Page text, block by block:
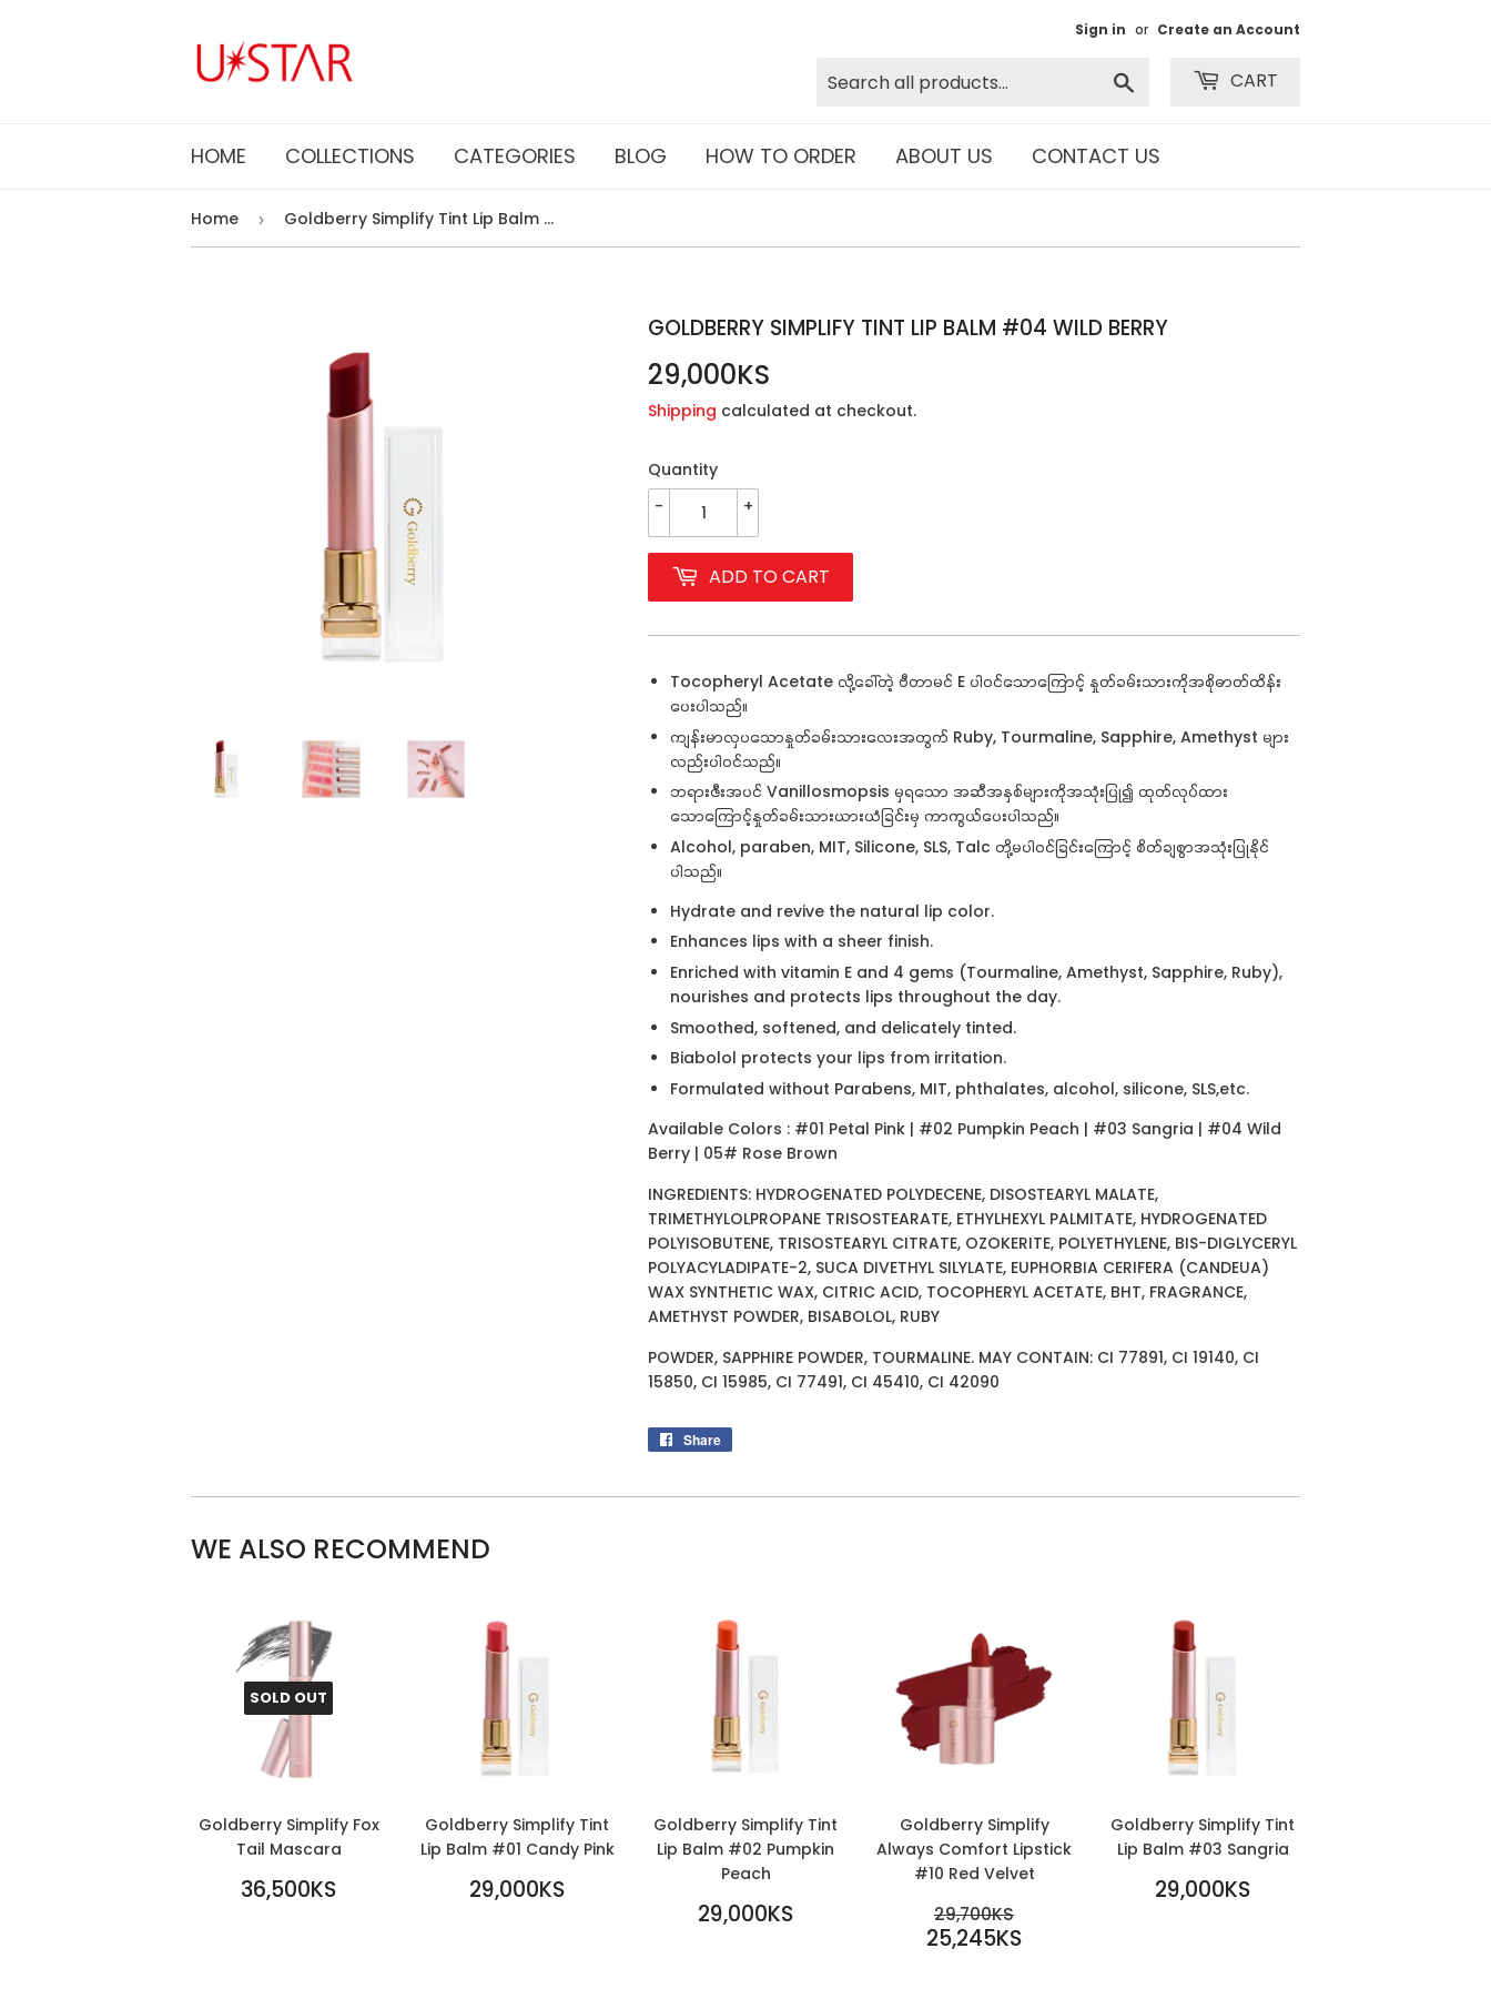
Sign in or Create an Account
CART
HOME COLLECTIONS CATEGORIES BLOG HOW TO ORDER ABOUT US CONTACT US
Home › Goldberry Simplify Tint Lip Balm #04 Wild Berry
GOLDBERRY SIMPLIFY TINT LIP BALM #04 WILD BERRY
29,000KS
Shipping calculated at checkout.
Quantity
+
-
ADD TO CART
Tocopheryl Acetate လို့ခေါ်တဲ့ ဗီတာမင် E ပါဝင်သောကြောင့် နှုတ်ခမ်းသားကိုအစိုဓာတ်ထိန်း
ပေးပါသည်။
ကျန်းမာလှပသောနှုတ်ခမ်းသားလေးအတွက် Ruby, Tourmaline, Sapphire, Amethyst များ
လည်းပါဝင်သည်။
ဘရားဇီးအပင် Vanillosmopsis မှရသော အဆီအနှစ်များကိုအသုံးပြု၍ ထုတ်လုပ်ထား
သောကြောင့်နှုတ်ခမ်းသားယားယံခြင်းမှ ကာကွယ်ပေးပါသည်။
Alcohol, paraben, MIT, Silicone, SLS, Talc တို့မပါဝင်ခြင်းကြောင့် စိတ်ချစွာအသုံးပြုနိုင်
ပါသည်။
Hydrate and revive the natural lip color.
Enhances lips with a sheer finish.
Enriched with vitamin E and 4 gems (Tourmaline, Amethyst, Sapphire, Ruby),
nourishes and protects lips throughout the day.
Smoothed, softened, and delicately tinted.
Biabolol protects your lips from irritation.
Formulated without Parabens, MIT, phthalates, alcohol, silicone, SLS,etc.
Available Colors : #01 Petal Pink | #02 Pumpkin Peach | #03 Sangria | #04 Wild
Berry | 05# Rose Brown
INGREDIENTS: HYDROGENATED POLYDECENE, DISOSTEARYL MALATE,
TRIMETHYLOLPROPANE TRISOSTEARATE, ETHYLHEXYL PALMITATE, HYDROGENATED
POLYISOBUTENE, TRISOSTEARYL CITRATE, OZOKERITE, POLYETHYLENE, BIS-DIGLYCERYL
POLYACYLADIPATE-2, SUCA DIVETHYL SILYLATE, EUPHORBIA CERIFERA (CANDEUA)
WAX SYNTHETIC WAX, CITRIC ACID, TOCOPHERYL ACETATE, BHT, FRAGRANCE,
AMETHYST POWDER, BISABOLOL, RUBY
POWDER, SAPPHIRE POWDER, TOURMALINE. MAY CONTAIN: CI 77891, CI 19140, CI
15850, CI 15985, CI 77491, CI 45410, CI 42090
Share
WE ALSO RECOMMEND
SOLD OUT
Goldberry Simplify Fox
Tail Mascara
REGULAR
36,500KS
Goldberry Simplify Tint
Lip Balm #01 Candy Pink
REGULAR
29,000KS
Goldberry Simplify Tint
Lip Balm #02 Pumpkin
Peach
REGULAR
29,000KS
Goldberry Simplify
Always Comfort Lipstick
#10 Red Velvet
SALE
PRICE
REGULAR PRICE
29,700KS
29,700KS
25,245KS
Goldberry Simplify Tint
Lip Balm #03 Sangria
REGULAR
29,000KS